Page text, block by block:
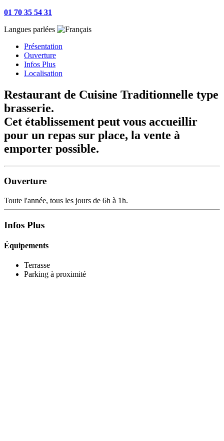
01 70 35 54 31
Langues parlées
Présentation
Ouverture
Infos Plus
Localisation
Restaurant de Cuisine Traditionnelle type
brasserie.
Cet établissement peut vous accueillir
pour un repas sur place, la vente à
emporter possible.
Ouverture
Toute l'année, tous les jours de 6h à 1h.
Infos Plus
Équipements
Terrasse
Parking à proximité